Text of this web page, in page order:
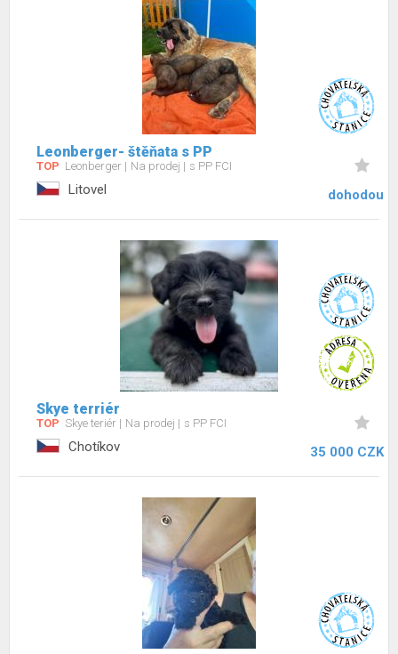
Leonberger- štěňata s PP
TOP Leonberger Na prodej s PP FCI
Litovel dohodou
Skye terriér
TOP Skye teriér Na prodej s PP FCI
Chotíkov 35 000 CZK